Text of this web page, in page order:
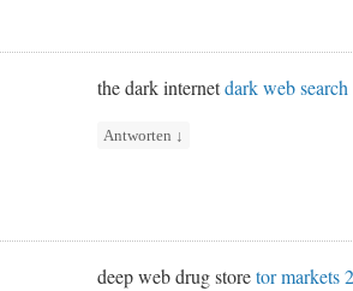
the dark internetdark web
Antworten ↓
deep web drug storetor markets